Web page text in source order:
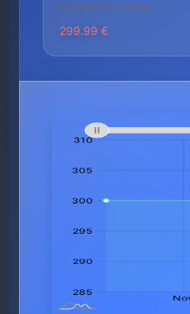
HÖCHSTER PREIS
299.99 €